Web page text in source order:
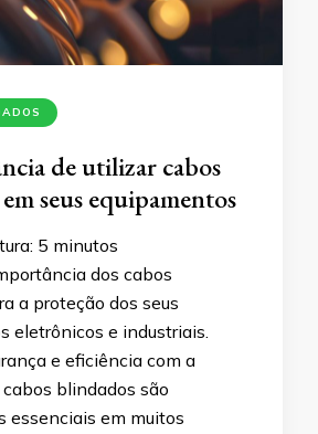
de utilizar cabos
seus equipamentos
5 minutos
dos cabos
a proteção dos seus
eletrônicos e industriais.
e eficiência com a
blindados são
essenciais em muitos